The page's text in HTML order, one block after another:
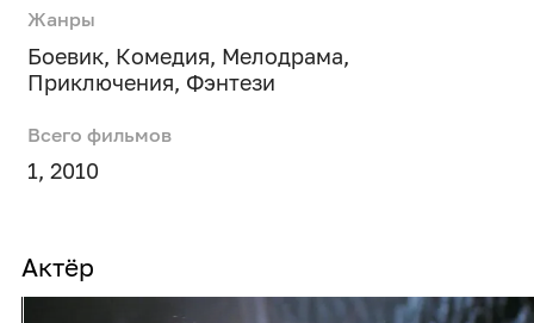
Жанры
Боевик, Комедия, Мелодрама,
Приключения, Фэнтези
Всего фильмов
1, 2010
Актёр